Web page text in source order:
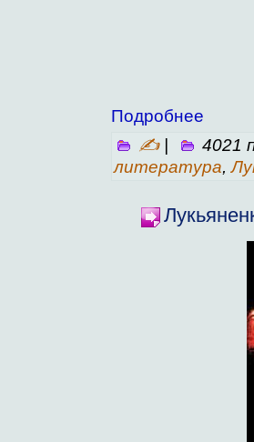
Подробнее
✍|
4021
литература,